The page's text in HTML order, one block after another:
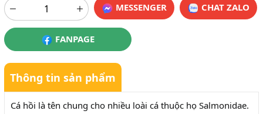
MESSENGER
CHAT ZALO
FANPAGE
Thông tin sản phẩm
Cá hồi là tên chung cho nhiều loài cá thuộc họ Salmonidae.